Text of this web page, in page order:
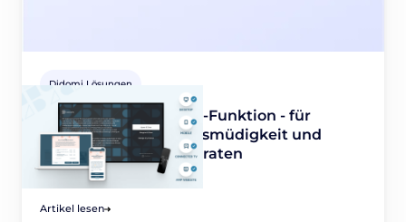
Didomi Lösungen
Didomis Cross-Device-Funktion - für
weniger Einwilligungsmüdigkeit und
höhere Zustimmungsraten
November 8, 2021
Artikel lesen